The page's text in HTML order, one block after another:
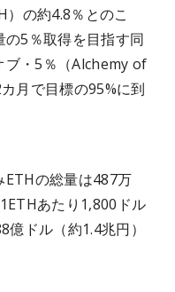
の約4.8％とのこ
5％取得を目指す同
ブ・5％（Alchemy of
月で目標の95%に到
ETHの総量は487万
あたり1,800ドル
億ドル（約1.4兆円）